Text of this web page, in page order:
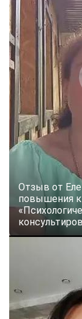
Отзыв от
повышения